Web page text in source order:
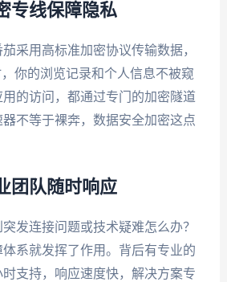
专线保障隐私
采用高标准加密协议传输数据，
你的浏览记录和个人信息不被窥
的访问，都通过专门的加密隧道
不等于裸奔，数据安全加密这点
团队随时响应
发连接问题或技术疑难怎么办？
系就发挥了作用。背后有专业的
支持，响应速度快，解决方案专